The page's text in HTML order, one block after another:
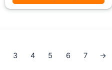
3 4 5 6 7 →